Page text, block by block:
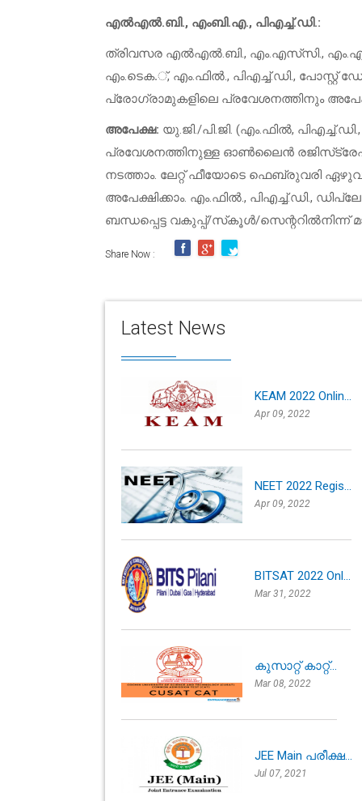
എൽഎൽ.ബി., എംബി.എ., പിഎച്ച്.ഡി.:
ത്രിവസര എൽഎൽ.ബി., എം.എസ്‌സി.,
എം.ടെക.്, എം.ഫിൽ., പിഎച്ച്.ഡി., പോസ്റ്റ്
പ്രോഗ്രാമുകളിലെ പ്രവേശനത്തിനും
അപേക്ഷ: യു.ജി./പി.ജി. (എം.ഫിൽ,
പ്രവേശനത്തിനുള്ള ഓൺലൈൻ
നടത്താം. ലേറ്റ് ഫീയോടെ ഫെബ്രുവരി
അപേക്ഷിക്കാം. എം.ഫിൽ., പിഎച്ച്.ഡി.,
ബന്ധപ്പെട്ട വകുപ്പ്/സ്‌കൂൾ/സെന്ററിൽനിന്ന്‌
Share Now :
Latest News
KEAM 2022 Onlin...
Apr 09, 2022
NEET 2022 Regis...
Apr 09, 2022
BITSAT 2022 Onl...
Mar 31, 2022
കുസാറ്റ് കാറ്റ്...
Mar 08, 2022
JEE Main പരീക്ഷ...
Jul 07, 2021